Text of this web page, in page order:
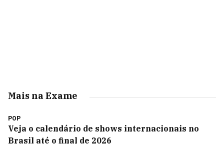
Mais na Exame
POP
Veja o calendário de shows internacionais no
Brasil até o final de 2026